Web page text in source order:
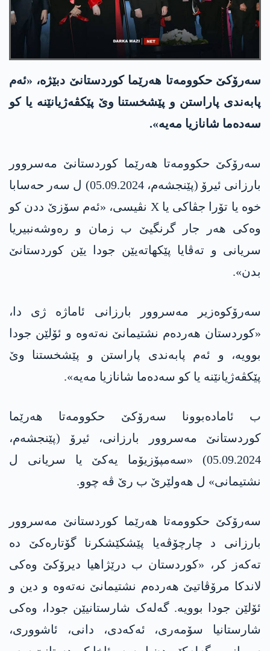
سەرۆکێ حكوومەتا هەرێما کوردستانێ دبێژە، «ئەم
پابەندی پاراستن و پێشخستنا وێ پێکڤەژیانێنە یا کو
سەدەما شانازیا مەیە».
سەرۆکێ حكوومەتا هەرێما کوردستانێ مەسروور
بارزانی ئیرۆ (پێنجشەم، 05.09.2024) ل سەر حەسابا
خوە یا تۆرا جڤاکی یا X نڤیسی، «ئەم سۆزێ ددن کو
وەکی هەر جار گرنگیێ ب زمان و رەوشەنبیریا
سریانی و تەڤایا پێکهاتەیێن جودا یێن کوردستانێ
بدن».
سەرۆکوەزیر مەسروور بارزانی ئاماژە ژی دا،
«کوردستان هەردەم نشتیمانێ نەتەوە و ئۆلێن جودا
بوویە، و ئەم پابەندی پاراستن و پێشخستنا وێ
پێکڤەژیانێنە یا کو سەدەما شانازیا مەیە».
ب ئامادەبوونا سەرۆکێ حكوومەتا هەرێما
کوردستانێ مەسروور بارزانی، ئیرۆ (پێنجشەم،
05.09.2024) «سەمپۆزیۆما یەکێ یا سریانی ل
نشتیمانی» ل هەولێرێ ب رێ ڤە چوو.
سەرۆکێ حكوومەتا هەرێما کوردستانێ مەسروور
بارزانی د چارچۆڤەیا پێشکێشکرنا گۆتارەکێ دە
تەکەز کر، «کوردستان ب درێژاهیا دیرۆکێ وەکی
لاندکا مرۆڤاتیێ هەردەم نشتیمانێ نەتەوە و دین و
ئۆلێن جودا بوویە. گەلەک شارستانیێن جودا، وەکی
شارستانیا سۆمەری، ئەکەدی، دانی، ئاشووری،